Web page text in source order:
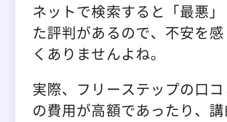
ネットで検索すると「最悪
た評判があるので、不安を
くありませんよね。
実際、フリーステップの口
の費用が高額であったり、